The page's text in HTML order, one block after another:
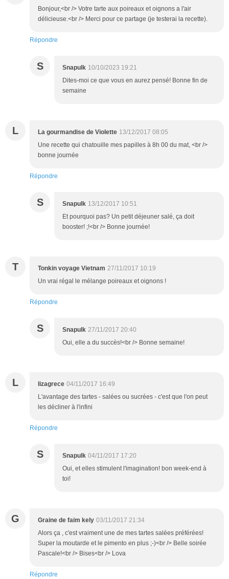
Bonjour,<br /> Votre tarte aux poireaux et oignons a l'air
délicieuse.<br /> Merci pour ce partage (je testerai la recette).
Répondre
S Snapulk 10/10/2023 19:21
Dites-moi ce que vous en aurez pensé! Bonne fin de
semaine
L La gourmandise de Violette 13/12/2017 08:05
Une recette qui chatouille mes papilles à 8h 00 du mat, <br />
bonne journée
Répondre
S Snapulk 13/12/2017 10:51
Et pourquoi pas? Un petit déjeuner salé, ça doit
booster! ;!<br /> Bonne journée!
T Tonkin voyage Vietnam 27/11/2017 10:19
Un vrai régal le mélange poireaux et oignons !
Répondre
S Snapulk 27/11/2017 20:40
Oui, elle a du succès!<br /> Bonne semaine!
L lizagrece 04/11/2017 16:49
L'avantage des tartes - salées ou sucrées - c'est que l'on peut
les décliner à l'infini
Répondre
S Snapulk 04/11/2017 17:20
Oui, et elles stimulent l'imagination! bon week-end à
toi!
G Graine de faim kely 03/11/2017 21:34
Alors ça , c'est vraiment une de mes tartes salées préférées!
Super la moutarde et le pimento en plus ;-)<br /> Belle soirée
Pascale!<br /> Bises<br /> Lova
Répondre